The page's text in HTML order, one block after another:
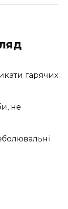
гарячих
не